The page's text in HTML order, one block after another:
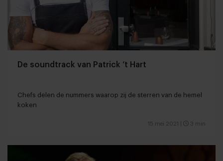
De soundtrack van Patrick ‘t Hart
Chefs delen de nummers waarop zij de sterren van de hemel
koken
15 mei 2021 3 min